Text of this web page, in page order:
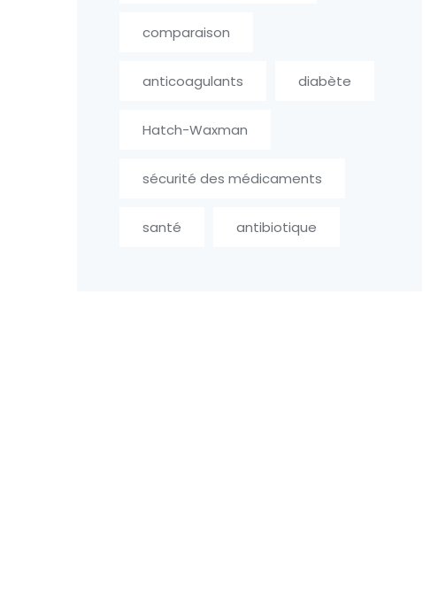
comparaison
anticoagulants diabète
Hatch-Waxman
sécurité des médicaments
santé antibiotique